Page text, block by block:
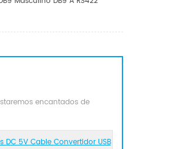
encantados de
DC 5V Cable Convertidor USB